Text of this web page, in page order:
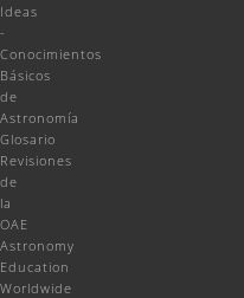
Ideas
-
Conocimientos
Básicos
de
Astronomía
Glosario
Revisiones
de
la
OAE
Astronomy
Education
Worldwide